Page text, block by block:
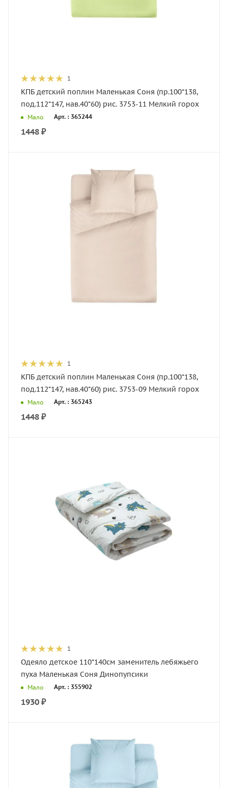
1
КПБ детский поплин Маленькая Соня (пр.100*138,
под.112*147, нав.40*60) рис. 3753-11 Мелкий горох
Мало Арт. : 365244
1448 ₽
1
КПБ детский поплин Маленькая Соня (пр.100*138,
под.112*147, нав.40*60) рис. 3753-09 Мелкий горох
Мало Арт. : 365243
1448 ₽
1
Одеяло детское 110*140см заменитель лебяжьего
пуха Маленькая Соня Динопупсики
Мало Арт. : 355902
1930 ₽